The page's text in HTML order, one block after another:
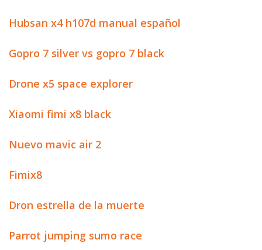
Hubsan x4 h107d manual español
Gopro 7 silver vs gopro 7 black
Drone x5 space explorer
Xiaomi fimi x8 black
Nuevo mavic air 2
Fimix8
Dron estrella de la muerte
Parrot jumping sumo race